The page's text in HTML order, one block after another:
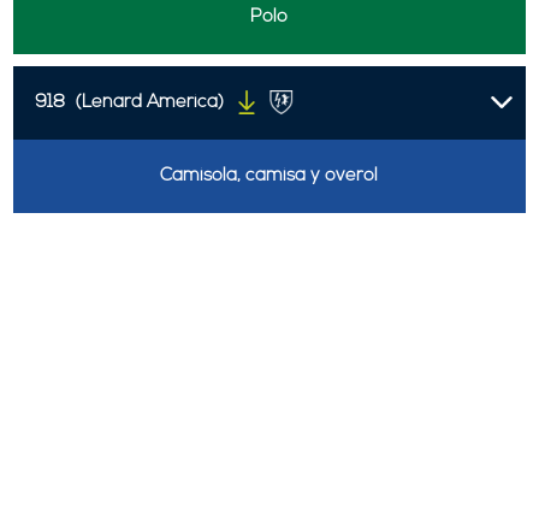
Polo
918 (Lenard America)
Camisola, camisa y overol